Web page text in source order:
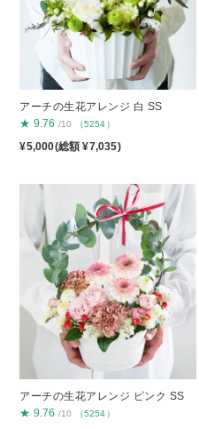
アーチの生花アレンジ 白 SS
★ 9.76 /10 （5254）
¥5,000(総額 ¥7,035)
アーチの生花アレンジ ピンク SS
★ 9.76 /10 （5254）